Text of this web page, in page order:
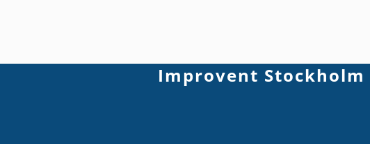
Improvent Stockholm